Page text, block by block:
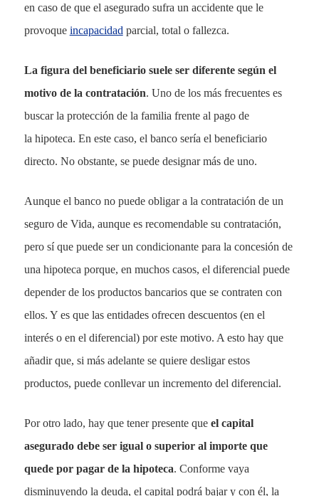
en caso de que el asegurado sufra un accidente que le
provoque incapacidad parcial, total o fallezca.
La figura del beneficiario suele ser diferente según el
motivo de la contratación. Uno de los más frecuentes es
buscar la protección de la familia frente al pago de
la hipoteca. En este caso, el banco sería el beneficiario
directo. No obstante, se puede designar más de uno.
Aunque el banco no puede obligar a la contratación de un
seguro de Vida, aunque es recomendable su contratación,
pero sí que puede ser un condicionante para la concesión de
una hipoteca porque, en muchos casos, el diferencial puede
depender de los productos bancarios que se contraten con
ellos. Y es que las entidades ofrecen descuentos (en el
interés o en el diferencial) por este motivo. A esto hay que
añadir que, si más adelante se quiere desligar estos
productos, puede conllevar un incremento del diferencial.
Por otro lado, hay que tener presente que el capital
asegurado debe ser igual o superior al importe que
quede por pagar de la hipoteca. Conforme vaya
disminuyendo la deuda, el capital podrá bajar y con él, la